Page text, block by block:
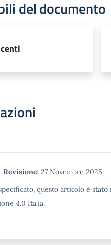
del documento
Revisione: 27 Novembre 2025
questo articolo è stato
4.0 Italia.